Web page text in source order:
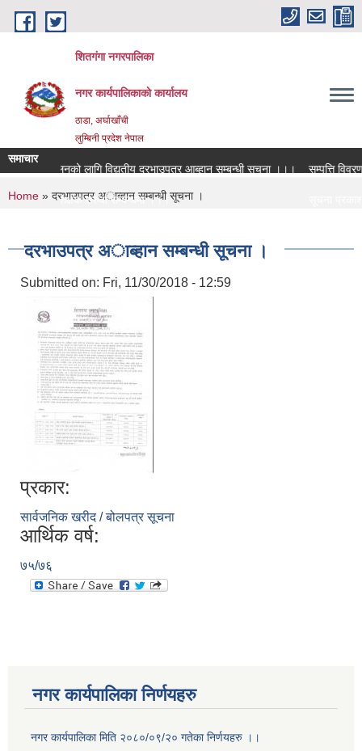
Skip to main content
शितगंगा नगरपालिका
नगर कार्यपालिकाकाे कार्यालय
ठाडा, अर्घाखाँची
लुम्बिनी प्रदेश नेपाल
समाचार
आय संकलनको लागि विद्युतीय दरभाउपत्र आब्हान सम्बन्धी सूचना ।।।
सम्पत्ति
स्थायी शिक्षक सरुवा सम्बन्धमा ।।।
You are here
Home » दरभाउपत्र अाब्हान सम्बन्धी सूचना ।
दरभाउपत्र अाब्हान सम्बन्धी सूचना ।
Submitted on: Fri, 11/30/2018 - 12:59
प्रकार:
सार्वजनिक खरीद / बोलपत्र सूचना
आर्थिक वर्ष:
७५/७६
नगर कार्यपालिका निर्णयहरु
नगर कार्यपालिका मिति २०८०/०९/२० गतेका निर्णयहरु ।।